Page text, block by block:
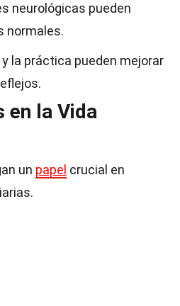
neurológicas pueden
normales.
la práctica pueden mejorar
en la Vida
un papel crucial en